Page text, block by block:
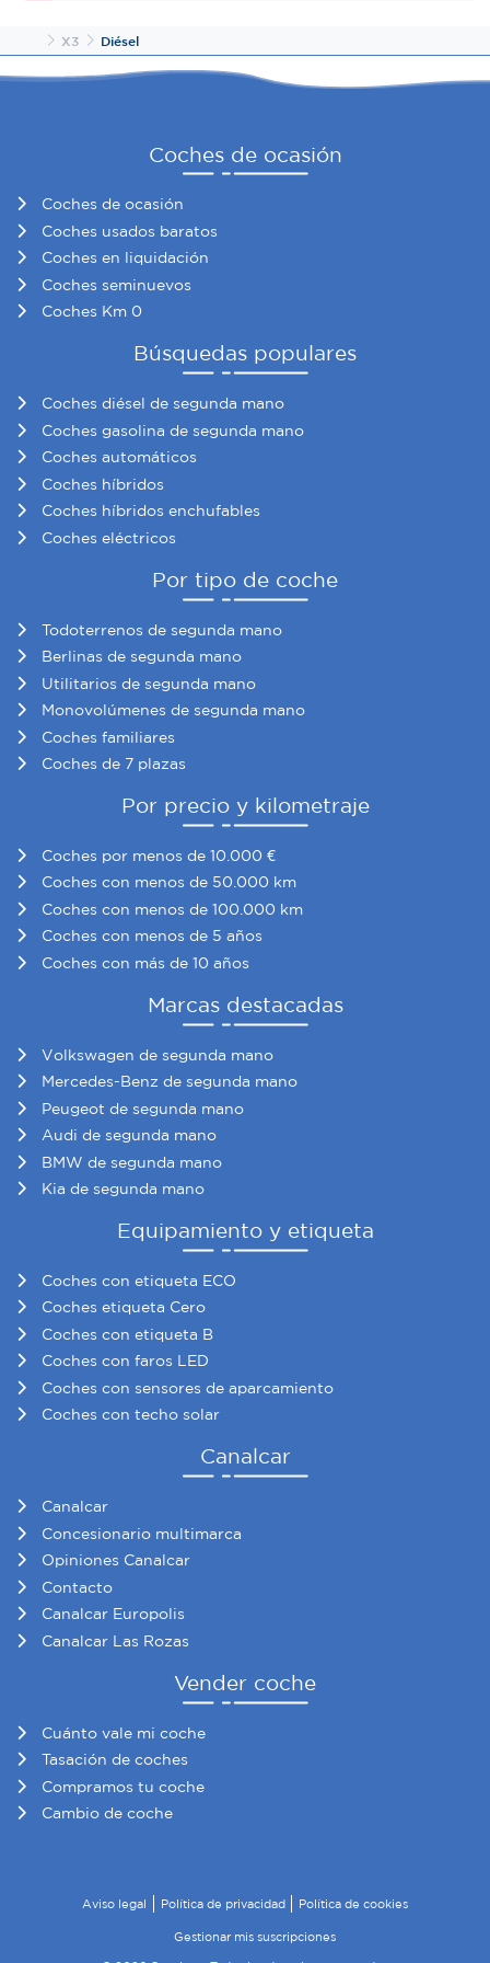
Las cookies de este sitio web se usan para personalizar
información sobre el uso que haga del sitio web con
web, quienes pueden combinarla con otra información
que les haya proporcionado o que hayan recopilado a
partir del uso que haya hecho de sus servicios.
Inicio
X3 Diésel
Coches de ocasión
Coches de ocasión
Coches usados baratos
Coches en liquidación
Coches seminuevos
Coches Km 0
Búsquedas populares
Coches diésel de segunda mano
Coches gasolina de segunda mano
Coches automáticos
Coches híbridos
Coches híbridos enchufables
Coches eléctricos
Por tipo de coche
Todoterrenos de segunda mano
Berlinas de segunda mano
Utilitarios de segunda mano
Monovolúmenes de segunda mano
Coches familiares
Coches de 7 plazas
Por precio y kilometraje
Coches por menos de 10.000 €
Coches con menos de 50.000 km
Coches con menos de 100.000 km
Coches con menos de 5 años
Coches con más de 10 años
Marcas destacadas
Volkswagen de segunda mano
Mercedes-Benz de segunda mano
Peugeot de segunda mano
Audi de segunda mano
BMW de segunda mano
Kia de segunda mano
Equipamiento y etiqueta
Coches con etiqueta ECO
Coches etiqueta Cero
Coches con etiqueta B
Coches con faros LED
Coches con sensores de aparcamiento
Coches con techo solar
Canalcar
Canalcar
Concesionario multimarca
Opiniones Canalcar
Contacto
Canalcar Europolis
Canalcar Las Rozas
Vender coche
Cuánto vale mi coche
Tasación de coches
Compramos tu coche
Cambio de coche
Aviso legal Política de privacidad Política de cookies
Gestionar mis suscripciones